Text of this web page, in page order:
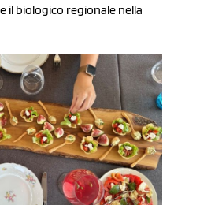
biologico regionale nella